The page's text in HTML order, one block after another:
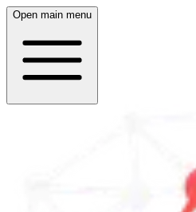
Open main menu